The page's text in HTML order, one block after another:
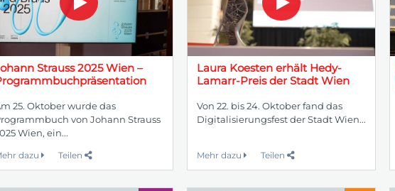
Strauss 2025 Wien –
25. Oktober wurde das
von Johann Strauss
Wien, ein...
dazu Teilen
Laura Koesten erhält Hedy-
Lamarr-Preis der Stadt Wien
Von 22. bis 24. Oktober fand das
Digitalisierungsfest der Stadt Wien...
Mehr dazu Teilen